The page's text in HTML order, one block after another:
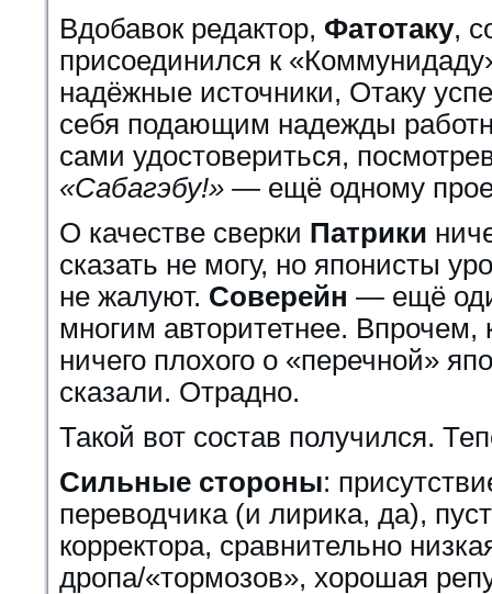
Вдобавок редактор, Фатотаку,
присоединился к
надёжные источники, Отаку
себя подающим надежды
сами удостовериться,
«Сабагэбу!» — ещё одному
О качестве сверки Патрики
сказать не могу, но японисты
не жалуют. Соверейн — ещё
многим авторитетнее. Впрочем,
ничего плохого о «перечной»
сказали. Отрадно.
Такой вот состав получился.
Сильные стороны:
переводчика (и лирика, да),
корректора, сравнительно
дропа/«тормозов», хорошая